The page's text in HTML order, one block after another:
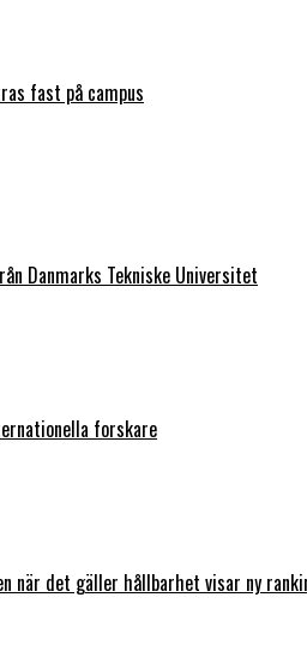
fast på campus
Danmarks Tekniske Universitet
forskare
när det gäller hållbarhet visar ny